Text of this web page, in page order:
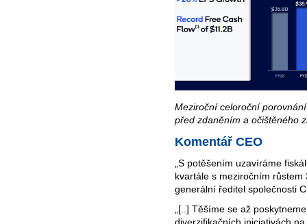
Meziroční celoroční
před zdaněním a očištěného
Komentář CEO
„S potěšením uzavíráme
kvartále s meziročním růstem
generální ředitel společnosti
„[..] Těšíme se až
diverzifikačních iniciativách